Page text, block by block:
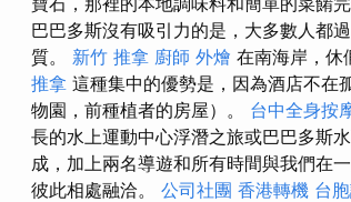
巴巴多斯沒有吸引力的是，大多數人都
質。 新竹 推拿 廚師 外燴 在南海岸，休
推拿 這種集中的優勢是，因為酒店不在
物園，前種植者的房屋）。 台中全身按
長的水上運動中心浮潛之旅或巴巴多斯
成，加上兩名導遊和所有時間與我們在
彼此相處融洽。 公司社團 香港轉機 台